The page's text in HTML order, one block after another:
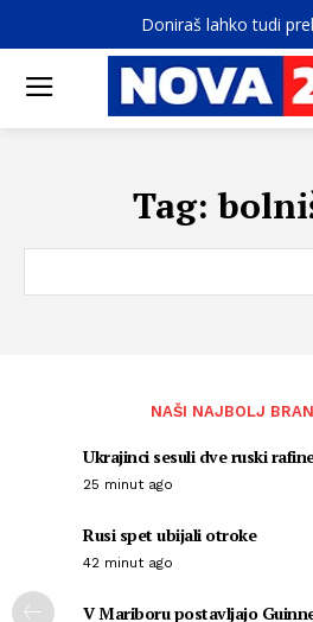
Doniraš lahko tudi
Tag:
NAŠI NAJBOLJ
Ukrajinci sesuli dve ruski
25 minut ago
Rusi spet ubijali otroke
42 minut ago
V Mariboru postavljajo